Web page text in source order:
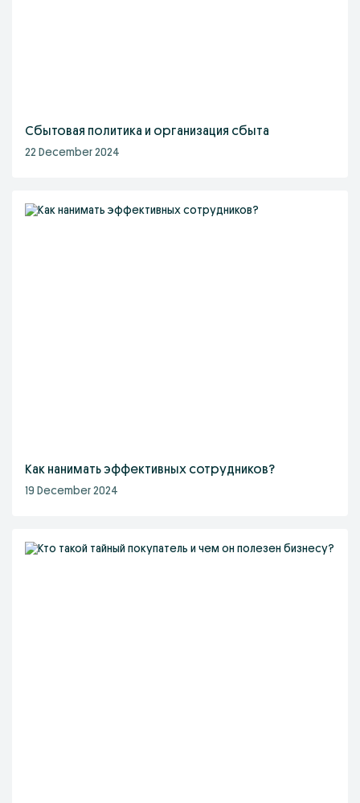
Сбытовая политика и организация сбыта
22 December 2024
Как нанимать эффективных сотрудников?
19 December 2024